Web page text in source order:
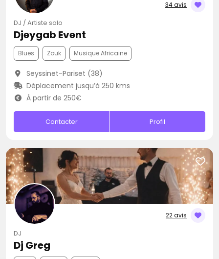
34 avis
DJ / Artiste solo
Djeygab Event
Blues Zouk Musique Africaine
Seyssinet-Pariset (38)
Déplacement jusqu’à 250 kms
À partir de 250€
Contacter Profil
22 avis
DJ
Dj Greg